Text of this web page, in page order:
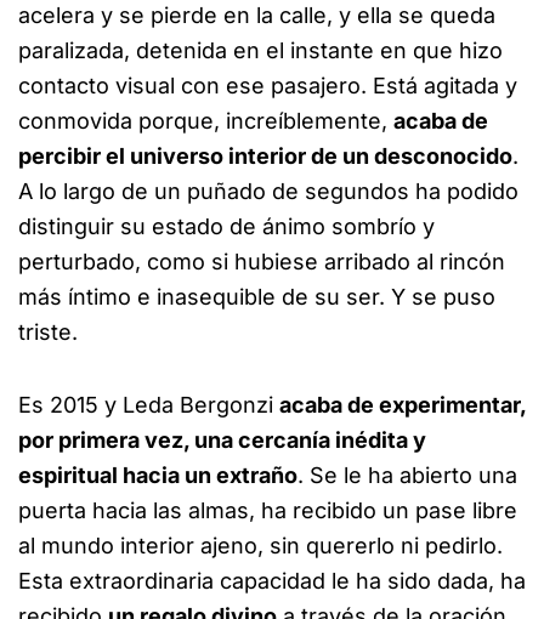
acelera y se pierde en la calle, y ella se queda
paralizada, detenida en el instante en que hizo
contacto visual con ese pasajero. Está agitada y
conmovida porque, increíblemente, acaba de
percibir el universo interior de un desconocido.
A lo largo de un puñado de segundos ha podido
distinguir su estado de ánimo sombrío y
perturbado, como si hubiese arribado al rincón
más íntimo e inasequible de su ser. Y se puso
triste.
Es 2015 y Leda Bergonzi acaba de experimentar,
por primera vez, una cercanía inédita y
espiritual hacia un extraño. Se le ha abierto una
puerta hacia las almas, ha recibido un pase libre
al mundo interior ajeno, sin quererlo ni pedirlo.
Esta extraordinaria capacidad le ha sido dada, ha